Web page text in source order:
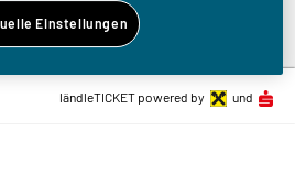
zur Eventliste
ländleTICKET powered by und
Einstellungen